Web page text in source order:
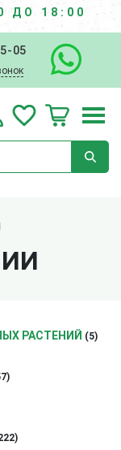
ДО 18:00
05
РАСТЕНИЙ (5)